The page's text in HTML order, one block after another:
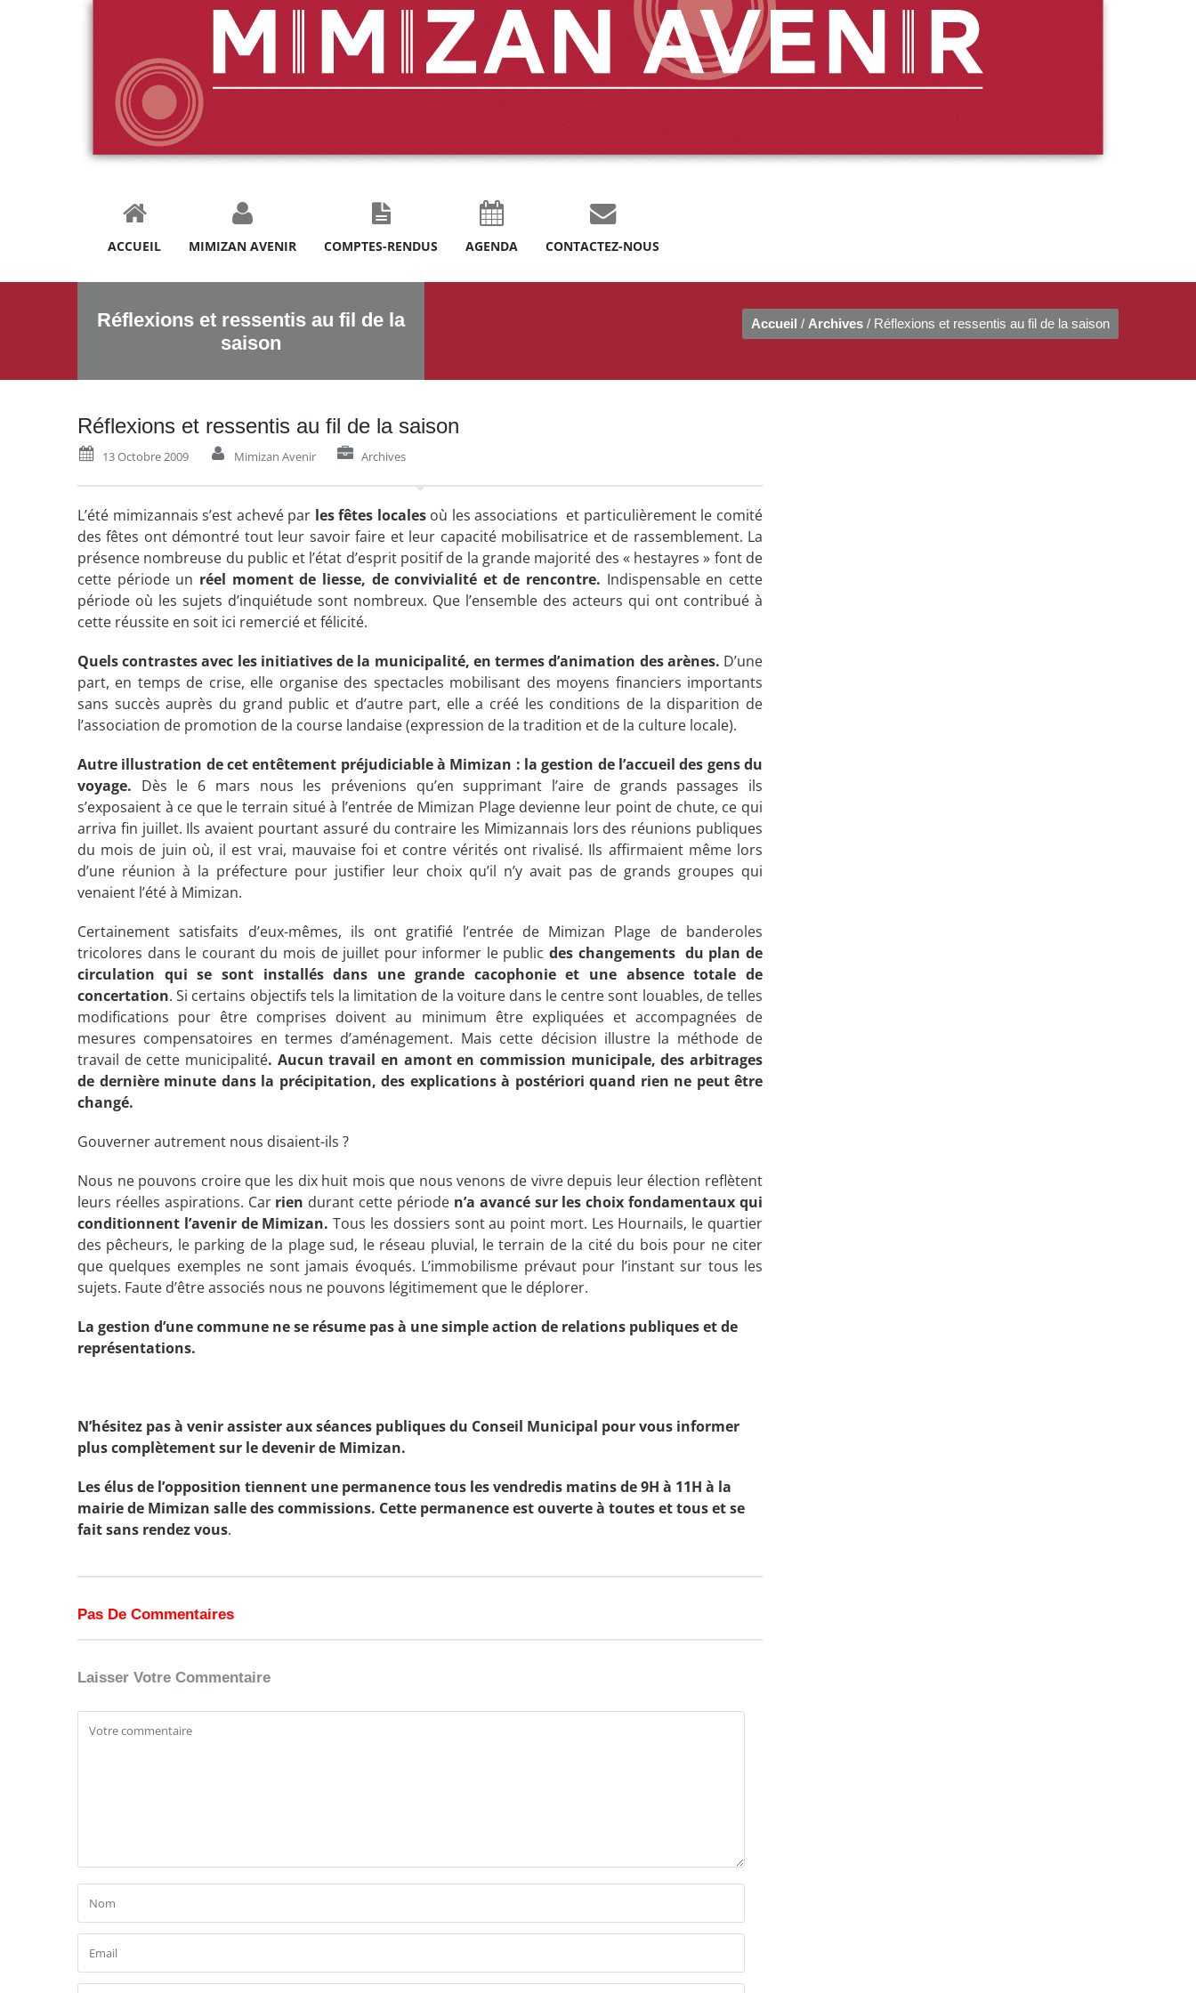
ACCUEIL MIMIZAN AVENIR COMPTES-RENDUS AGENDA CONTACTEZ-NOUS
Réflexions et ressentis au fil de la
saison
Accueil / Archives / Réflexions et ressentis au fil de la saison
Réflexions et ressentis au fil de la saison
13 Octobre 2009 Mimizan Avenir Archives
L’été mimizannais s’est achevé par les fêtes localesoù les associations et particulièrement le comité
des fêtes ont démontré tout leur savoir faire et leur capacité mobilisatrice et de rassemblement. La
présence nombreuse du public et l’état d’esprit positif de la grande majorité des « hestayres » font de
cette période un réel moment de liesse, de convivialité et de rencontre. Indispensable en cette
période où les sujets d’inquiétude sont nombreux. Que l’ensemble des acteurs qui ont contribué à
cette réussite en soit ici remercié et félicité.
Quels contrastes avec les initiatives de la municipalité, en termes d’animation des arènes. D’une
part, en temps de crise, elle organise des spectacles mobilisant des moyens financiers importants
sans succès auprès du grand public et d’autre part, elle a créé les conditions de la disparition de
l’association de promotion de la course landaise (expression de la tradition et de la culture locale).
Autre illustration de cet entêtement préjudiciable à Mimizan : la gestion de l’accueil des gens du
voyage. Dès le 6 mars nous les prévenions qu’en supprimant l’aire de grands passages ils
s’exposaient à ce que le terrain situé à l’entrée de Mimizan Plage devienne leur point de chute, ce qui
arriva fin juillet. Ils avaient pourtant assuré du contraire les Mimizannais lors des réunions publiques
du mois de juin où, il est vrai, mauvaise foi et contre vérités ont rivalisé. Ils affirmaient même lors
d’une réunion à la préfecture pour justifier leur choix qu’il n’y avait pas de grands groupes qui
venaient l’été à Mimizan.
Certainement satisfaits d’eux-mêmes, ils ont gratifié l’entrée de Mimizan Plage de banderoles
tricolores dans le courant du mois de juillet pour informer le publicdes changements du plan de
circulation qui se sont installés dans une grande cacophonie et une absence totale de
concertation. Si certains objectifs tels la limitation de la voiture dans le centre sont louables, de telles
modifications pour être comprises doivent au minimum être expliquées et accompagnées de
mesures compensatoires en termes d’aménagement. Mais cette décision illustre la méthode de
travail de cette municipalité. Aucun travail en amont en commission municipale, des arbitrages
de dernière minute dans la précipitation, des explications à postériori quand rien ne peut être
changé.
Gouverner autrement nous disaient-ils ?
Nous ne pouvons croire que les dix huit mois que nous venons de vivre depuis leur élection reflètent
leurs réelles aspirations. Car rien durant cette période n’a avancé sur les choix fondamentaux qui
conditionnent l’avenir de Mimizan. Tous les dossiers sont au point mort. Les Hournails, le quartier
des pêcheurs, le parking de la plage sud, le réseau pluvial, le terrain de la cité du bois pour ne citer
que quelques exemples ne sont jamais évoqués. L’immobilisme prévaut pour l’instant sur tous les
sujets. Faute d’être associés nous ne pouvons légitimement que le déplorer.
La gestion d’une commune ne se résume pas à une simple action de relations publiques et de
représentations.
N’hésitez pas à venir assister aux séances publiques du Conseil Municipal pour vous informer
plus complètement sur le devenir de Mimizan.
Les élus de l’opposition tiennent une permanence tous les vendredis matins de 9H à 11H à la
mairie de Mimizan salle des commissions. Cette permanence est ouverte à toutes et tous et se
fait sans rendez vous.
Pas De Commentaires
Laisser Votre Commentaire